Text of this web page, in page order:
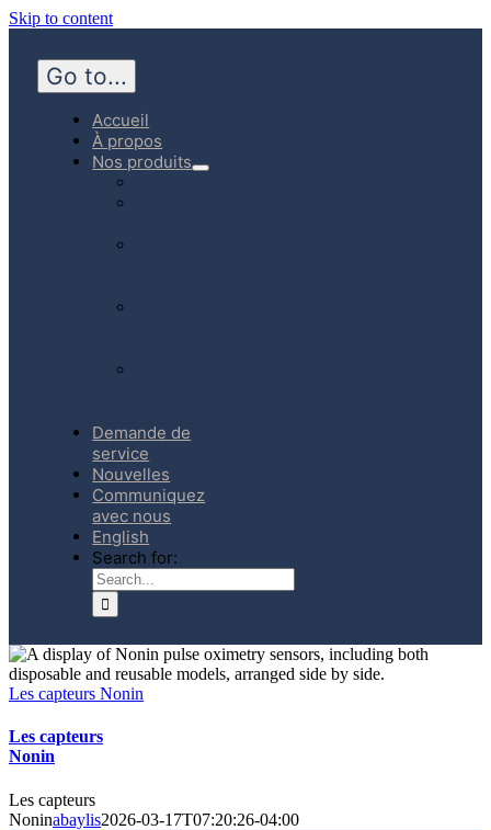
Skip to content
Go to...
Accueil
À propos
Nos produits
Demande de
service
Nouvelles
Communiquez
avec nous
English
Search for:
Les capteurs Nonin
Les capteurs
Nonin
Les capteurs
Noninabaylis2026-03-17T07:20:26-04:00